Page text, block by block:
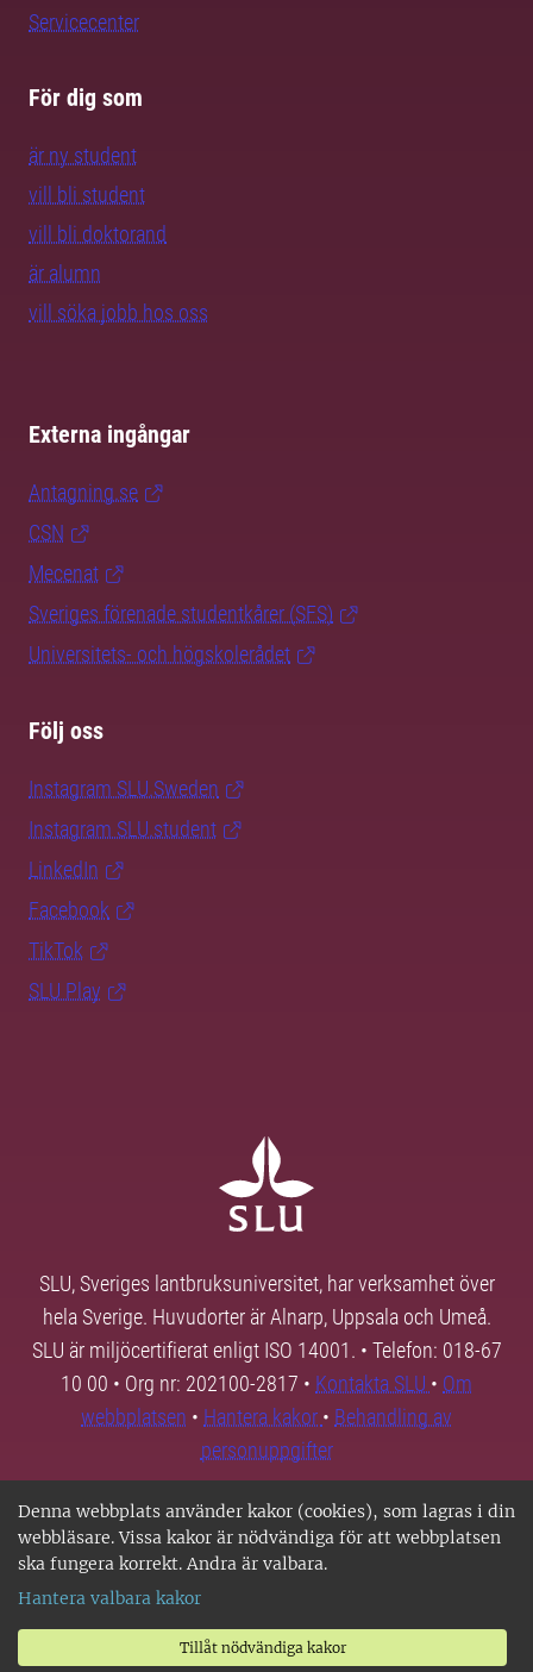
Denna webbplats använder kakor (cookies), som lagras i din
webbläsare. Vissa kakor är nödvändiga för att webbplatsen
ska fungera korrekt. Andra är valbara.
Hantera valbara kakor
Tillåt nödvändiga kakor
Servicecenter
För dig som
är ny student
vill bli student
vill bli doktorand
är alumn
vill söka jobb hos oss
Externa ingångar
Antagning.se
CSN
Mecenat
Sveriges förenade studentkårer (SFS)
Universitets- och högskolerådet
Följ oss
Instagram SLU.Sweden
Instagram SLU.student
LinkedIn
Facebook
TikTok
SLU Play
SLU, Sveriges lantbruksuniversitet, har verksamhet över
hela Sverige. Huvudorter är Alnarp, Uppsala och Umeå.
SLU är miljöcertifierat enligt ISO 14001. • Telefon: 018-67
10 00 • Org nr: 202100-2817 • Kontakta SLU • Om
webbplatsen • Hantera kakor • Behandling av
personuppgifter